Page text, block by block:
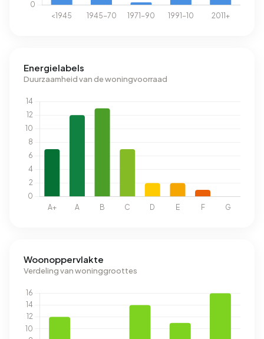
Energielabels
Duurzaamheid van de woningvoorraad
Woonoppervlakte
Verdeling van woninggroottes